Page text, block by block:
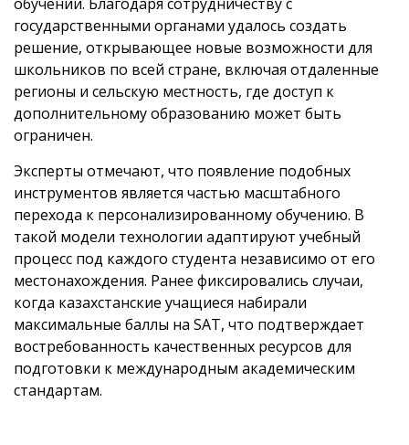
государственными органами удалось создать
решение, открывающее новые возможности для
школьников по всей стране, включая отдаленные
регионы и сельскую местность, где доступ к
дополнительному образованию может быть
ограничен.
Эксперты отмечают, что появление подобных
инструментов является частью масштабного
перехода к персонализированному обучению. В
такой модели технологии адаптируют учебный
процесс под каждого студента независимо от его
местонахождения. Ранее фиксировались случаи,
когда казахстанские учащиеся набирали
максимальные баллы на SAT, что подтверждает
востребованность качественных ресурсов для
подготовки к международным академическим
стандартам.